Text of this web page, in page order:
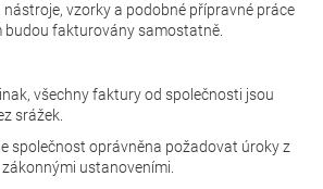
nástroje, vzorky a podobné přípravné práce
budou fakturovány samostatně.
všechny faktury od společnosti jsou
srážek.
společnost oprávněna požadovat úroky z
ustanoveními.